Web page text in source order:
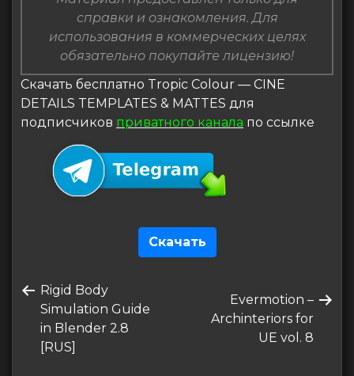
справки и ознакомления. Для
использования в коммерческих целях
обязательно покупайте лицензию!
Скачать бесплатно Tropic Colour — CINE
DETAILS TEMPLATES & MATTES для
подписчиков приватного канала по ссылке
Скачать
по
записям
Предыдущая
запись
Rigid Body
Simulation Guide
in Blender 2.8
[RUS]
Следующая
запись
Evermotion –
Archinteriors for
UE vol. 8